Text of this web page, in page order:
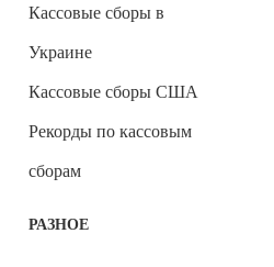
Кассовые сборы в
Украине
Кассовые сборы США
Рекорды по кассовым
сборам
РАЗНОЕ